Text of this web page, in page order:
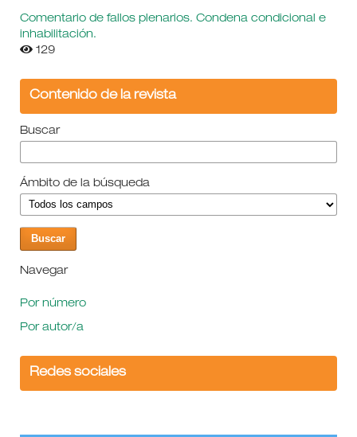
Comentario de fallos plenarios. Condena condicional e
inhabilitación.
129
Contenido de la revista
Buscar
Ámbito de la búsqueda
Navegar
Por número
Por autor/a
Redes sociales